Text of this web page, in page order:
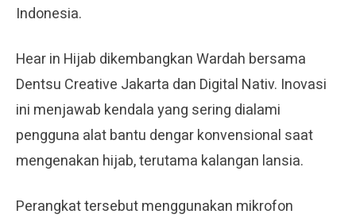
Indonesia.
Hear in Hijab dikembangkan Wardah bersama
Dentsu Creative Jakarta dan Digital Nativ. Inovasi
ini menjawab kendala yang sering dialami
pengguna alat bantu dengar konvensional saat
mengenakan hijab, terutama kalangan lansia.
Perangkat tersebut menggunakan mikrofon